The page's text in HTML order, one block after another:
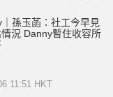
孫玉菡：社工今早見
況 Danny暫住收容所
11:51 HKT